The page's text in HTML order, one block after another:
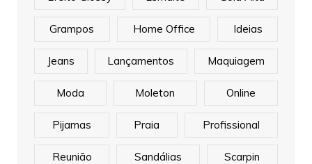
Grampos Home Office Ideias
Jeans Lançamentos Maquiagem
Moda Moleton Online
Pijamas Praia Profissional
Reunião Sandálias Scarpin